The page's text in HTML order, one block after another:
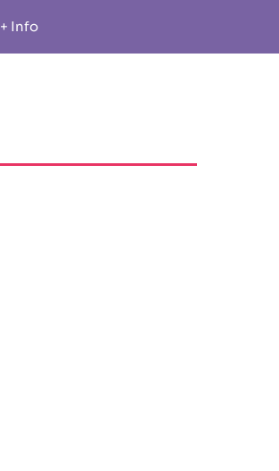
Info